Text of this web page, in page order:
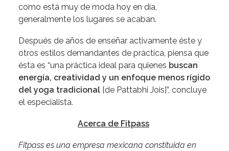
como está muy de moda hoy en día,
generalmente los lugares se acaban.
Después de años de enseñar activamente éste y
otros estilos demandantes de práctica, piensa que
ésta es “una práctica ideal para quienes buscan
energía, creatividad y un enfoque menos rígido
del yoga tradicional [de Pattabhi Jois]”, concluye
el especialista.
Acerca de Fitpass
Fitpass es una empresa mexicana constituida en